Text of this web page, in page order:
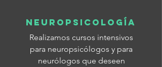
NEUROPSICOLOGÍA
Realizamos cursos intensivos
para neuropsicólogos y para
neurólogos que deseen